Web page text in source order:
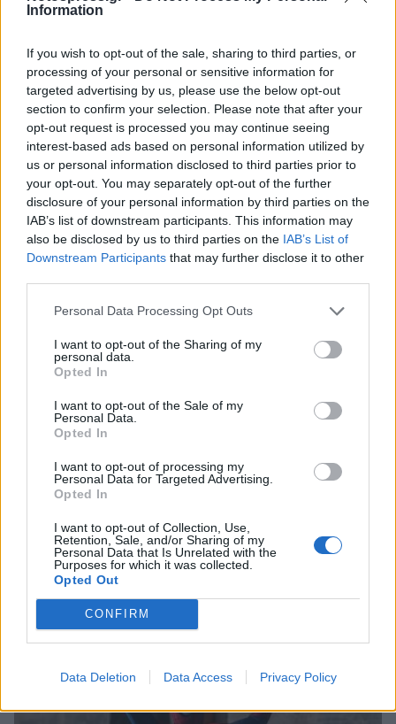
Information
If you wish to opt-out of the sale, sharing to third parties, or
processing of your personal or sensitive information for
targeted advertising by us, please use the below opt-out
section to confirm your selection. Please note that after your
opt-out request is processed you may continue seeing
interest-based ads based on personal information utilized by
us or personal information disclosed to third parties prior to
your opt-out. You may separately opt-out of the further
disclosure of your personal information by third parties on the
IAB’s list of downstream participants. This information may
also be disclosed by us to third parties on the IAB’s List of
Downstream Participants that may further disclose it to other
Personal Data Processing Opt Outs
I want to opt-out of the Sharing of my
personal data.
Opted In
I want to opt-out of the Sale of my
Personal Data.
Opted In
I want to opt-out of processing my
Personal Data for Targeted Advertising.
Opted In
I want to opt-out of Collection, Use,
Retention, Sale, and/or Sharing of my
Personal Data that Is Unrelated with the
Purposes for which it was collected.
Opted Out
CONFIRM
Data Deletion Data Access Privacy Policy
Θλίψη στην Πάτρα: Πέθανε στο Νοσοκομείο
«Άγιος Ανδρέας» βρέφος μόλις 8 ημερών
08/08/2026 09:34
Νεκρός ο οδηγός, τραυματίας ο συνοδηγός
(video)
07/08/2026 08:05